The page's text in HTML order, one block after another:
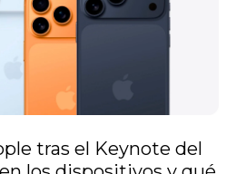
tras el Keynote del